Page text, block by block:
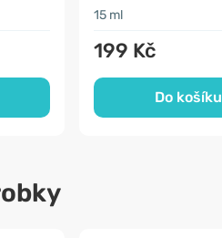
15 ml
199 Kč
Do košíku